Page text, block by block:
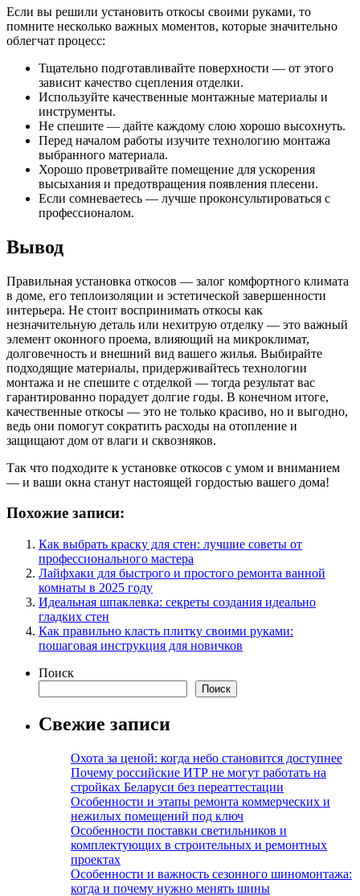
Если вы решили установить откосы своими руками, то
помните несколько важных моментов, которые значительно
облегчат процесс:
Тщательно подготавливайте поверхности — от этого
зависит качество сцепления отделки.
Используйте качественные монтажные материалы и
инструменты.
Не спешите — дайте каждому слою хорошо высохнуть.
Перед началом работы изучите технологию монтажа
выбранного материала.
Хорошо проветривайте помещение для ускорения
высыхания и предотвращения появления плесени.
Если сомневаетесь — лучше проконсультироваться с
профессионалом.
Вывод
Правильная установка откосов — залог комфортного климата
в доме, его теплоизоляции и эстетической завершенности
интерьера. Не стоит воспринимать откосы как
незначительную деталь или нехитрую отделку — это важный
элемент оконного проема, влияющий на микроклимат,
долговечность и внешний вид вашего жилья. Выбирайте
подходящие материалы, придерживайтесь технологии
монтажа и не спешите с отделкой — тогда результат вас
гарантированно порадует долгие годы. В конечном итоге,
качественные откосы — это не только красиво, но и выгодно,
ведь они помогут сократить расходы на отопление и
защищают дом от влаги и сквозняков.
Так что подходите к установке откосов с умом и вниманием
— и ваши окна станут настоящей гордостью вашего дома!
Похожие записи:
Как выбрать краску для стен: лучшие советы от
профессионального мастера
Лайфхаки для быстрого и простого ремонта ванной
комнаты в 2025 году
Идеальная шпаклевка: секреты создания идеально
гладких стен
Как правильно класть плитку своими руками:
пошаговая инструкция для новичков
Поиск
Поиск
Свежие записи
Охота за ценой: когда небо становится доступнее
Почему российские ИТР не могут работать на
стройках Беларуси без переаттестации
Особенности и этапы ремонта коммерческих и
нежилых помещений под ключ
Особенности поставки светильников и
комплектующих в строительных и ремонтных
проектах
Особенности и важность сезонного шиномонтажа:
когда и почему нужно менять шины